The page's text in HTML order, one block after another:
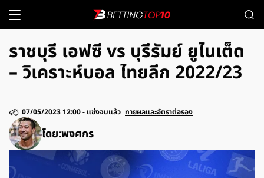
ราชบุรี เอฟซี vs บุรีรัมย์ ยูไนเต็ด
– วิเคราะห์บอล ไทยลีก 2022/23
โดย:พงศกร
07/05/2023 12:00- แข่งจบแล้ว ทายผลและอัตราต่อรอง